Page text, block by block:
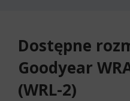
Dostępne
Goodyear
(WRL-2)